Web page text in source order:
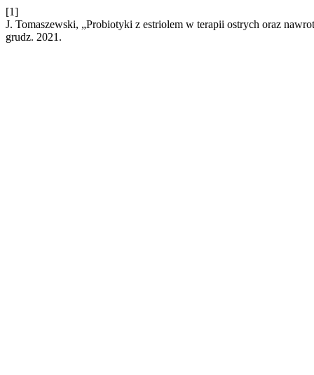
[1]
J. Tomaszewski, „Probiotyki z estriolem w terapii ostrych oraz
grudz. 2021.